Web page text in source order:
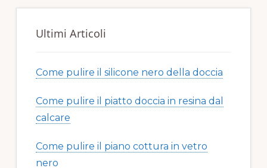
Ultimi Articoli
Come pulire il silicone nero della doccia​​
Come pulire il piatto doccia in resina dal
calcare​​
Come pulire il piano cottura in vetro
nero​​